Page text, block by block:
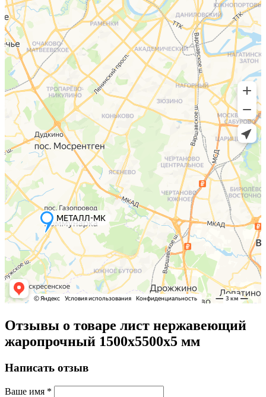
Отзывы о товаре лист нержавеющий
жаропрочный 1500х5500х5 мм
Написать отзыв
Ваше имя *